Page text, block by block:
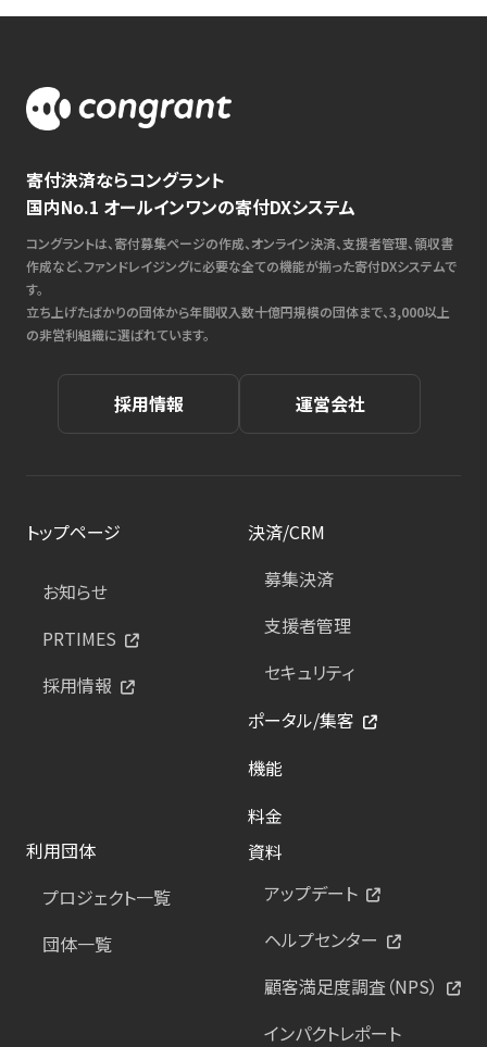
寄付決済ならコングラント
国内No.1 オールインワンの寄付DXシステム
コングラントは、寄付募集ページの作成、オンライン決済、支援者管理、領収書
作成など、ファンドレイジングに必要な全ての機能が揃った寄付DXシステムで
す。
立ち上げたばかりの団体から年間収入数十億円規模の団体まで、3,000以上
の非営利組織に選ばれています。
採用情報 運営会社
トップページ
お知らせ
PRTIMES
採用情報
決済/CRM
募集決済
支援者管理
セキュリティ
ポータル/集客
機能
料金
利用団体
プロジェクト一覧
団体一覧
資料
アップデート
ヘルプセンター
顧客満足度調査（NPS）
インパクトレポート